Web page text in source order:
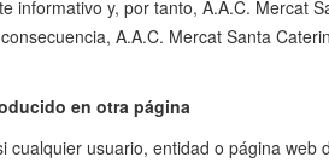
y, por tanto, A.A.C. Mercat
A.A.C. Mercat Santa
en otra página
usuario, entidad o página web